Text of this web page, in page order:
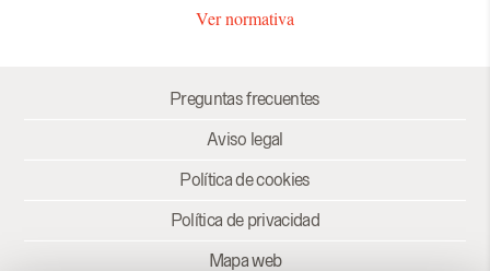
Ver normativa
Preguntas frecuentes
Aviso legal
Política de cookies
Política de privacidad
Mapa web